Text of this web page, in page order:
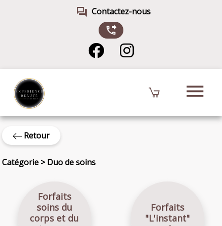
forum Contactez-nous
phone_forwarded
menu
Retour
Catégorie >Duo de soins
Forfaits
soins du
corps et du
Forfaits
"L'instant"